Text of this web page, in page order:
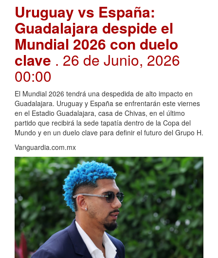
Uruguay vs España:
Guadalajara despide el
Mundial 2026 con duelo
clave . 26 de Junio, 2026
00:00
El Mundial 2026 tendrá una despedida de alto impacto en
Guadalajara. Uruguay y España se enfrentarán este viernes
en el Estadio Guadalajara, casa de Chivas, en el último
partido que recibirá la sede tapatía dentro de la Copa del
Mundo y en un duelo clave para definir el futuro del Grupo H.
Vanguardia.com.mx